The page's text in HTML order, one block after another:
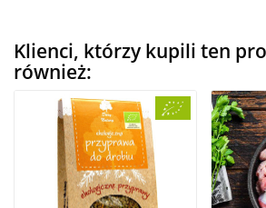
Klienci, którzy kupili ten
również: